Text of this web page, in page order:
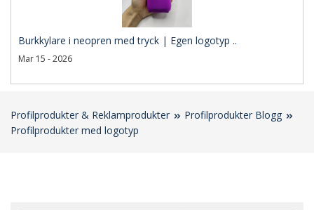
Burkkylare i neopren med tryck | Egen logotyp ..
Mar 15 - 2026
Profilprodukter & Reklamprodukter
Profilprodukter Blogg
Profilprodukter med logotyp